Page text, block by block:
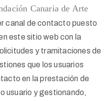
Canaria de Arte
canal de contacto puesto
este sitio web con la
y tramitaciones de
que los usuarios
en la prestación de
usuario y gestionando,